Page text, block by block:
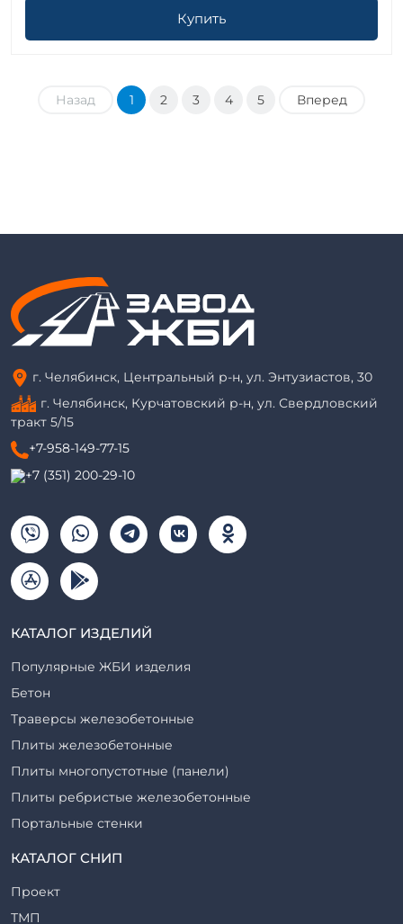
Купить
Назад 1 2 3 4 5 Вперед
г. Челябинск, Центральный р-н, ул. Энтузиастов, 30
г. Челябинск, Курчатовский р-н, ул. Свердловский
тракт 5/15
+7-958-149-77-15
+7 (351) 200-29-10
КАТАЛОГ ИЗДЕЛИЙ
Популярные ЖБИ изделия
Бетон
Траверсы железобетонные
Плиты железобетонные
Плиты многопустотные (панели)
Плиты ребристые железобетонные
Портальные стенки
Прогоны железобетонные
Ригели железобетонные
КАТАЛОГ СНИП
Проект
ТМП